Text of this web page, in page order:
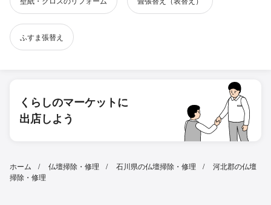
ふすま張替え
くらしのマーケットに
出店しよう
ホーム 仏壇掃除・修理 石川県の仏壇掃除・修理
河北郡の仏壇
掃除・修理